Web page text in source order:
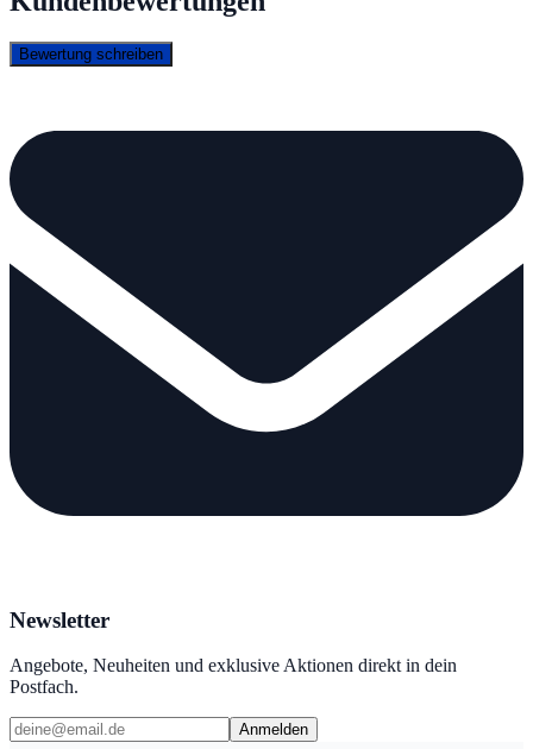
Bewertung schreiben
Newsletter
Angebote, Neuheiten und exklusive Aktionen direkt in dein
Postfach.
Anmelden